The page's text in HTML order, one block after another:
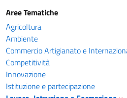
Catalogo bandi - Servizi
Aree Tematiche
Agricoltura
Ambiente
Commercio Artigianato e
Competitività
Innovazione
Istituzione e partecipazione